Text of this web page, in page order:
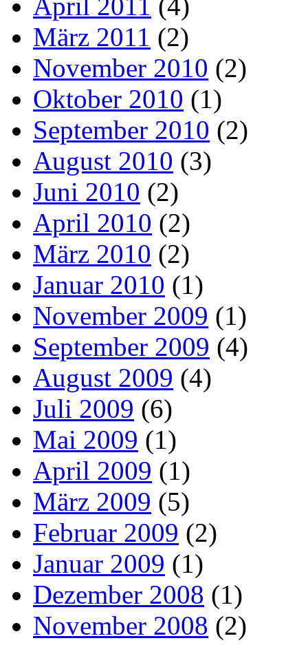
März 2011 (2)
November 2010 (2)
Oktober 2010 (1)
September 2010 (2)
August 2010 (3)
Juni 2010 (2)
April 2010 (2)
März 2010 (2)
Januar 2010 (1)
November 2009 (1)
September 2009 (4)
August 2009 (4)
Juli 2009 (6)
Mai 2009 (1)
April 2009 (1)
März 2009 (5)
Februar 2009 (2)
Januar 2009 (1)
Dezember 2008 (1)
November 2008 (2)